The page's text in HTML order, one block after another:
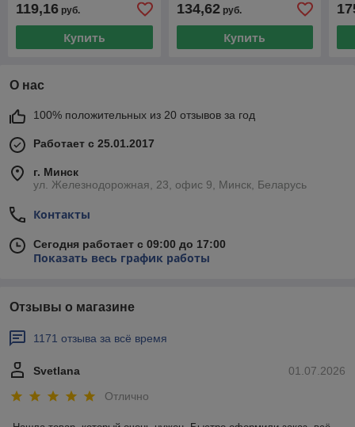
119,16 руб.
Купить
134,62руб.
Купить
О нас
100% положительных из 20 отзывов за год
Работает с 25.01.2017
г. Минск
ул. Железнодорожная, 23, офис 9, Минск, Беларусь
Контакты
Сегодня работает с 09:00 до 17:00
Показать весь график работы
Отзывы о магазине
1171 отзыва за всё время
01.07.2026
Svetlana
Отлично